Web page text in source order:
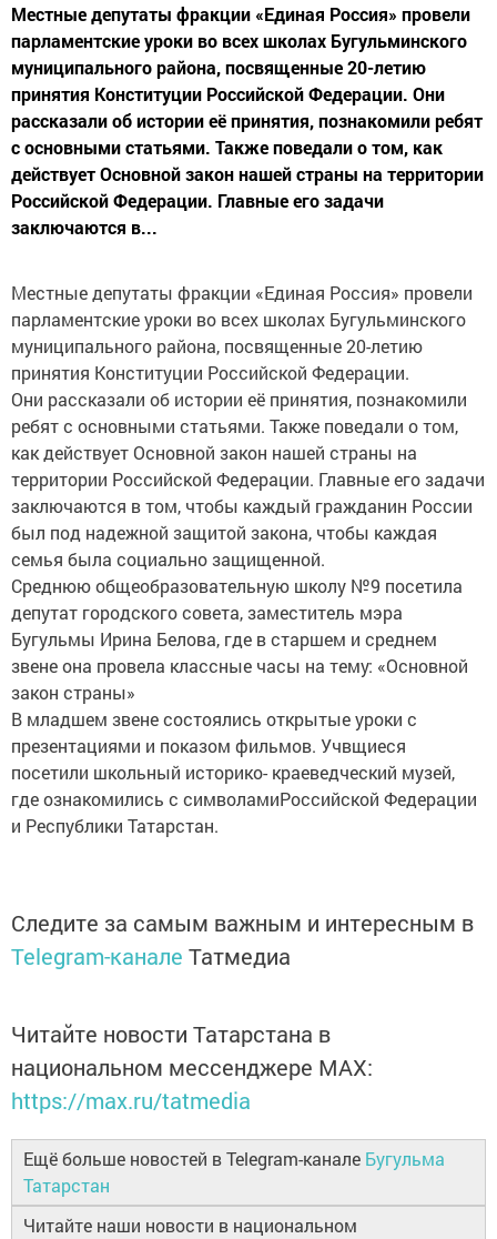
Местные депутаты фракции «Единая Россия» провели
парламентские уроки во всех школах Бугульминского
муниципального района, посвященные 20-летию
принятия Конституции Российской Федерации. Они
рассказали об истории её принятия, познакомили ребят
с основными статьями. Также поведали о том, как
действует Основной закон нашей страны на территории
Российской Федерации. Главные его задачи
заключаются в...
Местные депутаты фракции «Единая Россия» провели
парламентские уроки во всех школах Бугульминского
муниципального района, посвященные 20-летию
принятия Конституции Российской Федерации.
Они рассказали об истории её принятия, познакомили
ребят с основными статьями. Также поведали о том,
как действует Основной закон нашей страны на
территории Российской Федерации. Главные его задачи
заключаются в том, чтобы каждый гражданин России
был под надежной защитой закона, чтобы каждая
семья была социально защищенной.
Среднюю общеобразовательную школу №9 посетила
депутат городского совета, заместитель мэра
Бугульмы Ирина Белова, где в старшем и среднем
звене она провела классные часы на тему: «Основной
закон страны»
В младшем звене состоялись открытые уроки с
презентациями и показом фильмов. Учвщиеся
посетили школьный историко- краеведческий музей,
где ознакомились с символамиРоссийской Федерации
и Республики Татарстан.
Следите за самым важным и интересным в
Telegram-канале Татмедиа
Читайте новости Татарстана в
национальном мессенджере MАХ:
https://max.ru/tatmedia
Ещё больше новостей в Telegram-канале Бугульма
Татарстан
Читайте наши новости в национальном